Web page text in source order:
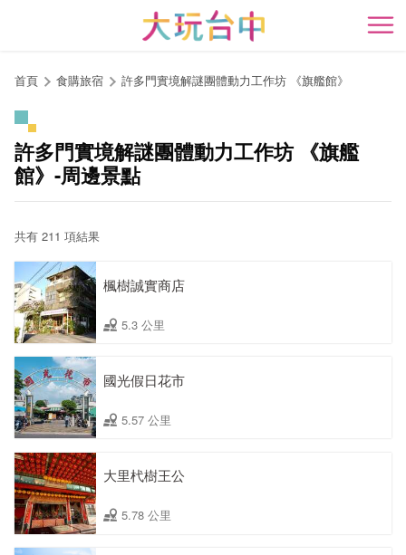
開
首頁 食購旅宿 許多門實境解謎團體動力工作坊 《旗艦館》
許多門實境解謎團體動力工作坊 《旗艦
館》-周邊景點
共有 211 項結果
楓樹誠實商店
5.3 公里
國光假日花市
5.57 公里
大里杙樹王公
5.78 公里